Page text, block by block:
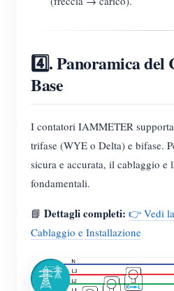
4️⃣. Panoramica del
Base
I contatori IAMMETER
trifase (WYE o Delta) e bifase.
sicura e accurata, il cablaggio e
fondamentali.
📘 Dettagli completi: 👉 Vedi
Cablaggio e Installazione